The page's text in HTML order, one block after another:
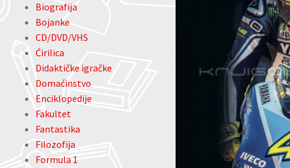
Biografija
Bojanke
CD/DVD/VHS
Ćirilica
Didaktičke igračke
Domaćinstvo
Enciklopedije
Fakultet
Fantastika
Filozofija
Formula 1